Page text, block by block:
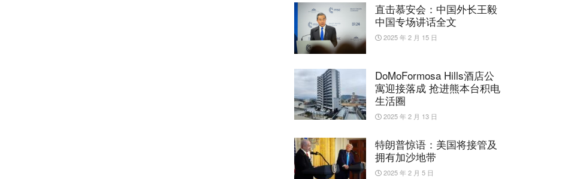
直击慕安会：中国外长王毅
中国专场讲话全文
2025 年 2 月 15 日
DoMoFormosa Hills酒店公
寓迎接落成 抢进熊本台积电
生活圈
2025 年 2 月 13 日
特朗普惊语：美国将接管及
拥有加沙地带
2025 年 2 月 5 日